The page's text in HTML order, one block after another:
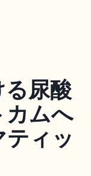
尿酸
カムへ
ィッ